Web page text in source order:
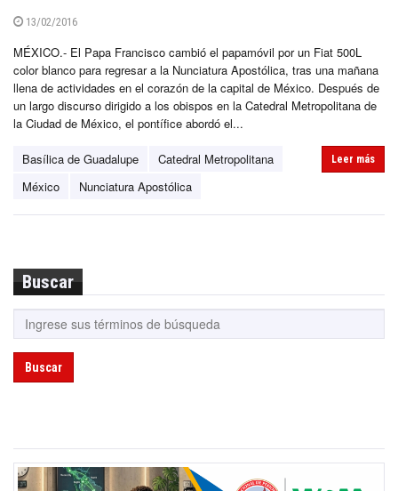
13/02/2016
MÉXICO.- El Papa Francisco cambió el papamóvil por un Fiat 500L
color blanco para regresar a la Nunciatura Apostólica, tras una mañana
llena de actividades en el corazón de la capital de México. Después de
un largo discurso dirigido a los obispos en la Catedral Metropolitana de
la Ciudad de México, el pontífice abordó el...
Basílica de Guadalupe
Catedral Metropolitana
México
Nunciatura Apostólica
Leer más
Buscar
Buscar